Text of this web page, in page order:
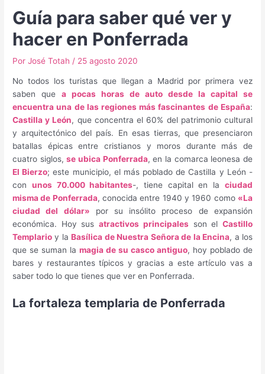
Guía para saber qué ver y
hacer en Ponferrada
PorJosé Totah / 25 agosto 2020
No todos los turistas que llegan a Madrid por primera vez
saben quea pocas horas de auto desde la capital se
encuentra una de las regiones más fascinantes de España:
Castilla y León, que concentra el 60% del patrimonio cultural
y arquitectónico del país. En esas tierras, que presenciaron
batallas épicas entre cristianos y moros durante más de
cuatro siglos,se ubica Ponferrada, en la comarca leonesa de
El Bierzo; este municipio, el más poblado de Castilla y León -
con unos 70.000 habitantes-, tiene capital en la ciudad
misma de Ponferrada, conocida entre 1940 y 1960 como «La
ciudad del dólar» por su insólito proceso de expansión
económica. Hoy susatractivos principalesson el Castillo
Templario y laBasílica de Nuestra Señora de la Encina, a los
que se suman lamagia de su casco antiguo, hoy poblado de
bares y restaurantes típicos y gracias a este artículo vas a
saber todo lo que tienes que ver en Ponferrada.
La fortaleza templaria de Ponferrada